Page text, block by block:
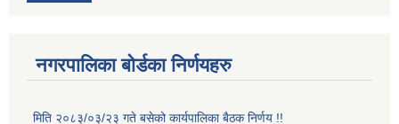
नगरपालिका बोर्डका निर्णयहरु
मिति २०८३/०३/२३ गते बसेको कार्यपालिका बैठक निर्णय !!